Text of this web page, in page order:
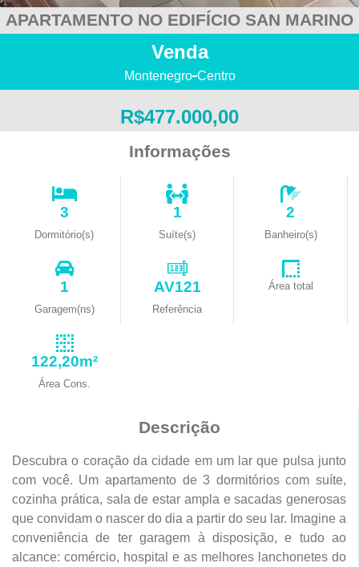
APARTAMENTO NO EDIFÍCIO SAN MARINO
Venda
Montenegro Centro
R$477.000,00
Informações
3
Dormitório(s)
1
Suíte(s)
2
Banheiro(s)
1
Garagem(ns)
AV121
Referência
Área total
122,20m²
Área Cons.
Descrição
Descubra o coração da cidade em um lar que pulsa junto
com você. Um apartamento de 3 dormitórios com suíte,
cozinha prática, sala de estar ampla e sacadas generosas
que convidam o nascer do dia a partir do seu lar. Imagine a
conveniência de ter garagem à disposição, e tudo ao
alcance: comércio, hospital e as melhores lanchonetes do